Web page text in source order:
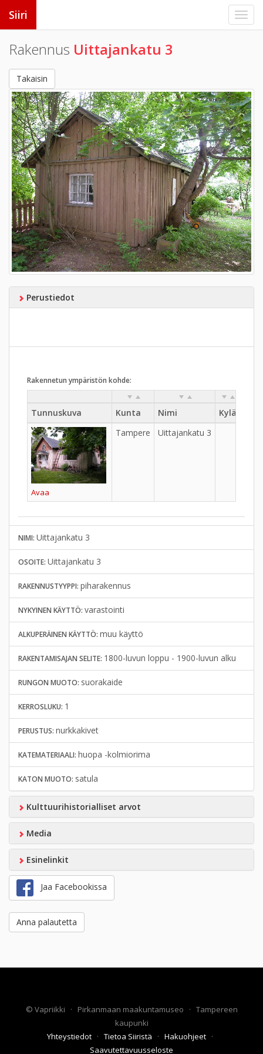
Siiri
Rakennus Uittajankatu 3
Takaisin
Perustiedot
Rakennetun ympäristön kohde:
Tunnuskuva Kunta Nimi Kylä
Avaa
Tampere Uittajankatu 3
NIMI: Uittajankatu 3
OSOITE: Uittajankatu 3
RAKENNUSTYYPPI: piharakennus
NYKYINEN KÄYTTÖ: varastointi
ALKUPERÄINEN KÄYTTÖ: muu käyttö
RAKENTAMISAJAN SELITE: 1800-luvun loppu - 1900-luvun alku
RUNGON MUOTO: suorakaide
KERROSLUKU: 1
PERUSTUS: nurkkakivet
KATEMATERIAALI: huopa -kolmiorima
KATON MUOTO: satula
Kulttuurihistorialliset arvot
Media
Esinelinkit
Jaa Facebookissa
Anna palautetta
© Vapriikki · Pirkanmaan maakuntamuseo · Tampereen
kaupunki
Yhteystiedot · Tietoa Siiristä · Hakuohjeet ·
Saavutettavuusseloste